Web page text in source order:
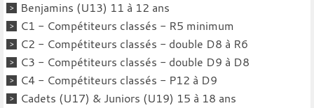
Benjamins (U13) 11 à 12 ans
C1 - Compétiteurs classés - R5 minimum
C2 - Compétiteurs classés - double D8 à R6
C3 - Compétiteurs classés - double D9 à D8
C4 - Compétiteurs classés - P12 à D9
Cadets (U17) & Juniors (U19) 15 à 18 ans